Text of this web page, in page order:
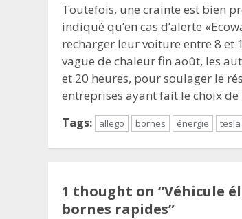
Toutefois, une crainte est bien
indiqué qu’en cas d’alerte
recharger leur voiture entre 8 et
vague de chaleur fin août, les
et 20 heures, pour soulager le
entreprises ayant fait le choix
Tags: allego bornes énergie tesla
1 thought on “Véhicule
bornes rapides”